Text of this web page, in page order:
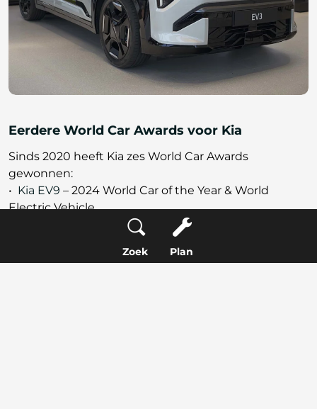
Zoek Plan
Eerdere World Car Awards voor Kia
Sinds 2020 heeft Kia zes World Car Awards
gewonnen:
• Kia EV9 – 2024 World Car of the Year & World
Electric Vehicle
– 2023 World Performance Car
• Kia Telluride – 2020 World Car of the Year
• Kia Soul EV – 2020 World Urban Car